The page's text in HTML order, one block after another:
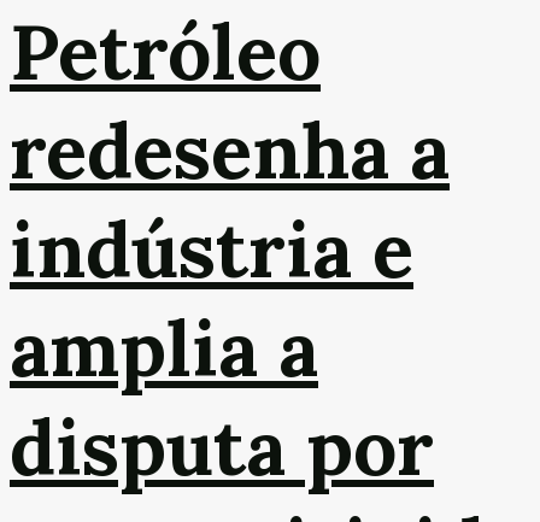
Petróleo
redesenha a
indústria e
amplia a
disputa por